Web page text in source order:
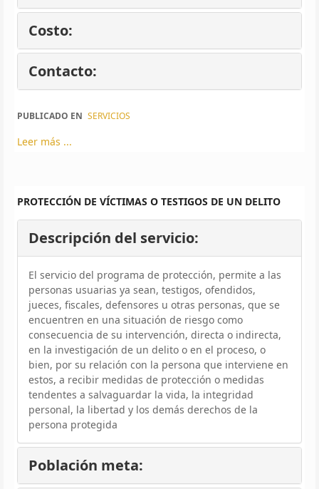
Costo:
Contacto:
PUBLICADO EN SERVICIOS
Leer más ...
PROTECCIÓN DE VÍCTIMAS O TESTIGOS DE UN DELITO
Descripción del servicio:
El servicio del programa de protección, permite a las
personas usuarias ya sean, testigos, ofendidos,
jueces, fiscales, defensores u otras personas, que se
encuentren en una situación de riesgo como
consecuencia de su intervención, directa o indirecta,
en la investigación de un delito o en el proceso, o
bien, por su relación con la persona que interviene en
estos, a recibir medidas de protección o medidas
tendentes a salvaguardar la vida, la integridad
personal, la libertad y los demás derechos de la
persona protegida
Población meta: